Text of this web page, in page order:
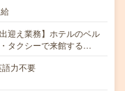
迎え業務】ホテルのベル
タクシーで来館する…
力不要